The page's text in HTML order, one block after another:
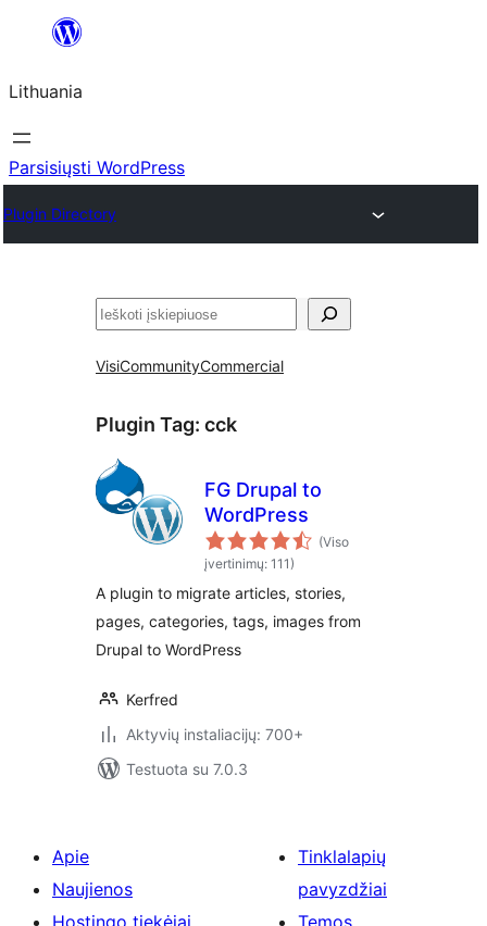
turinio
Lithuania
Parsisiųsti WordPress
Plugin Directory
Paieška
VisiCommunityCommercial
Plugin Tag: cck
FG Drupal to
WordPress
(Viso
įvertinimų: 111)
A plugin to migrate articles, stories,
pages, categories, tags, images from
Drupal to WordPress
Kerfred
Aktyvių instaliacijų: 700+
Testuota su 7.0.3
Apie
Naujienos
Hostingo tiekėjai
Tinklalapių
pavyzdžiai
Temos